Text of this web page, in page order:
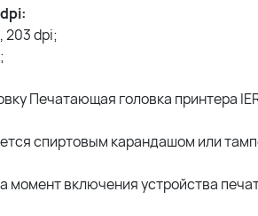
203 dpi;
Печатающая головка принтера
спиртовым карандашом или
момент включения устройства